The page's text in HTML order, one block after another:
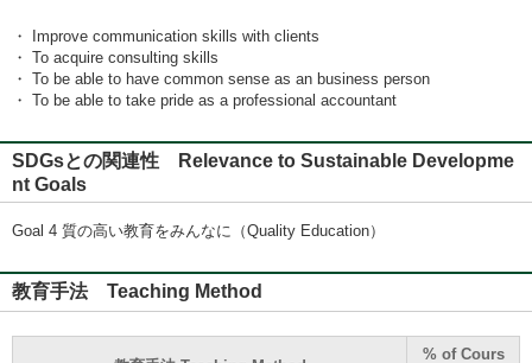
・ Improve communication skills with clients
・ To acquire consulting skills
・ To be able to have common sense as an business person
・ To be able to take pride as a professional accountant
SDGsとの関連性 Relevance to Sustainable Developme
nt Goals
Goal 4 質の高い教育をみんなに（Quality Education）
教育手法 Teaching Method
% of Cours